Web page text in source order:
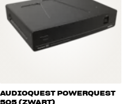
AUDIOQUEST POWERQUEST
505 (ZWART)